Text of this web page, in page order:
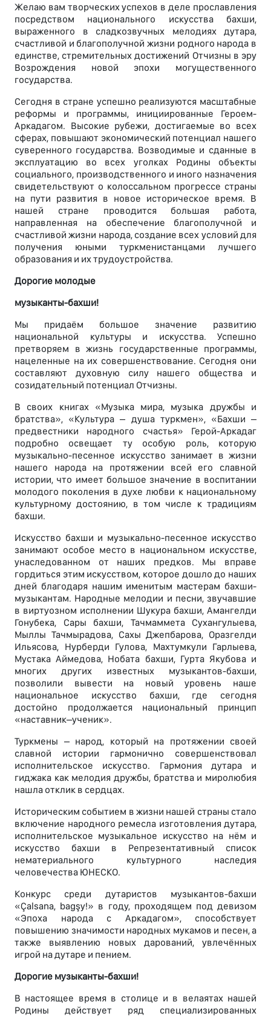
Желаю вам творческих успехов в деле прославления
посредством национального искусства бахши,
выраженного в сладкозвучных мелодиях дутара,
счастливой и благополучной жизни родного народа в
единстве, стремительных достижений Отчизны в эру
Возрождения новой эпохи могущественного
государства.
Сегодня в стране успешно реализуются масштабные
реформы и программы, инициированные Героем-
Аркадагом. Высокие рубежи, достигаемые во всех
сферах, повышают экономический потенциал нашего
суверенного государства. Возводимые и сданные в
эксплуатацию во всех уголках Родины объекты
социального, производственного и иного назначения
свидетельствуют о колоссальном прогрессе страны
на пути развития в новое историческое время. В
нашей стране проводится большая работа,
направленная на обеспечение благополучной и
счастливой жизни народа, создание всех условий для
получения юными туркменистанцами лучшего
образования и их трудоустройства.
Дорогие молодые
музыканты-бахши!
Мы придаём большое значение развитию
национальной культуры и искусства. Успешно
претворяем в жизнь государственные программы,
нацеленные на их совершенствование. Сегодня они
составляют духовную силу нашего общества и
созидательный потенциал Отчизны.
В своих книгах «Музыка мира, музыка дружбы и
братства», «Культура – душа туркмен», «Бахши –
предвестники народного счастья» Герой-Аркадаг
подробно освещает ту особую роль, которую
музыкально-песенное искусство занимает в жизни
нашего народа на протяжении всей его славной
истории, что имеет большое значение в воспитании
молодого поколения в духе любви к национальному
культурному достоянию, в том числе к традициям
бахши.
Искусство бахши и музыкально-песенное искусство
занимают особое место в национальном искусстве,
унаследованном от наших предков. Мы вправе
гордиться этим искусством, которое дошло до наших
дней благодаря нашим именитым мастерам бахши-
музыкантам. Народные мелодии и песни, звучавшие
в виртуозном исполнении Шукура бахши, Амангелди
Гонубека, Сары бахши, Тачмаммета Сухангулыева,
Мыллы Тачмырадова, Сахы Джепбарова, Оразгелди
Ильясова, Нурберди Гулова, Махтумкули Гарлыева,
Мустака Аймедова, Нобата бахши, Гурта Якубова и
многих других известных музыкантов-бахши,
позволили вывести на новый уровень наше
национальное искусство бахши, где сегодня
достойно продолжается национальный принцип
«наставник–ученик».
Туркмены – народ, который на протяжении своей
славной истории гармонично совершенствовал
исполнительское искусство. Гармония дутара и
гиджака как мелодия дружбы, братства и миролюбия
нашла отклик в сердцах.
Историческим событием в жизни нашей страны стало
включение народного ремесла изготовления дутара,
исполнительское музыкальное искусство на нём и
искусство бахши в Репрезентативный список
нематериального культурного наследия
человечества ЮНЕСКО.
Конкурс среди дутаристов музыкантов-бахши
«Çalsana, bagşy!» в году, проходящем под девизом
«Эпоха народа с Аркадагом», способствует
повышению значимости народных мукамов и песен, а
также выявлению новых дарований, увлечённых
игрой на дутаре и пением.
Дорогие музыканты-бахши!
В настоящее время в столице и в велаятах нашей
Родины действует ряд специализированных